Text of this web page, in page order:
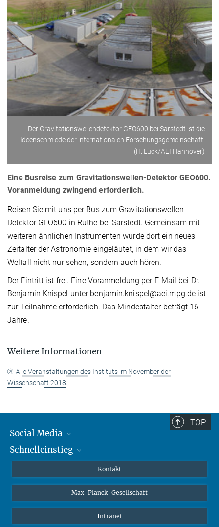
Der Gravitationswellendetektor GEO600 bei Sarstedt ist die
Ideenschmiede der internationalen Forschungsgemeinschaft.
(H. Lück/AEI Hannover)
Eine Busreise zum Gravitationswellen-Detektor GEO600.
Voranmeldung zwingend erforderlich.
Reisen Sie mit uns per Bus zum Gravitationswellen-
Detektor GEO600 in Ruthe bei Sarstedt. Gemeinsam mit
weiteren ähnlichen Instrumenten wurde dort ein neues
Zeitalter der Astronomie eingeläutet, in dem wir das
Weltall nicht nur sehen, sondern auch hören.
Der Eintritt ist frei. Eine Voranmeldung per E-Mail bei Dr.
Benjamin Knispel unter benjamin.knispel@aei.mpg.de ist
zur Teilnahme erforderlich. Das Mindestalter beträgt 16
Jahre.
Weitere Informationen
Alle Veranstaltungen des Instituts im November der
Wissenschaft 2018.
TOP
Social Media
Mastodon
Schnelleinstieg
Studierende
Schüler*innen
Kontakt
Max-Planck-Gesellschaft
Intranet